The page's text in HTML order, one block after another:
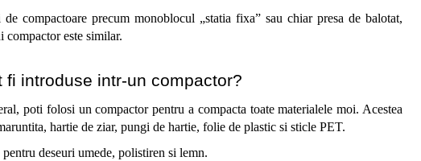
compactoare precum monoblocul „statia fixa” sau chiar presa de balotat,
este similar.
fi introduse intr-un compactor?
poti folosi un compactor pentru a compacta toate materialele moi. Acestea
hartie de ziar, pungi de hartie, folie de plastic si sticle PET.
deseuri umede, polistiren si lemn.